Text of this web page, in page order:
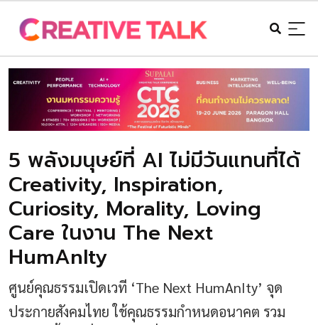
5 พลังมนุษย์ที่ AI ไม่มีวันแทนที่ได้
Creativity, Inspiration,
Curiosity, Morality, Loving
Care ในงาน The Next
HumAnIty
ศูนย์คุณธรรมเปิดเวที ‘The Next HumAnIty’ จุด
ประกายสังคมไทย ใช้คุณธรรมกำหนดอนาคต รวม